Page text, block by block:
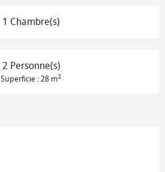
1 Chambre(s)
2 Personne(s)
Superficie : 28 m2